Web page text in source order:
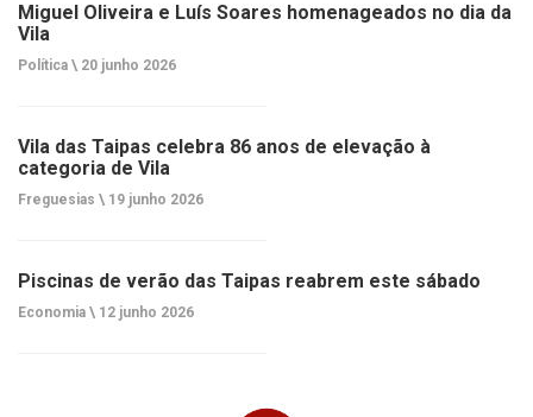
Miguel Oliveira e Luís Soares homenageados no dia da
Vila
Política \ 20 junho 2026
Vila das Taipas celebra 86 anos de elevação à
categoria de Vila
Freguesias \ 19 junho 2026
Piscinas de verão das Taipas reabrem este sábado
Economia \ 12 junho 2026